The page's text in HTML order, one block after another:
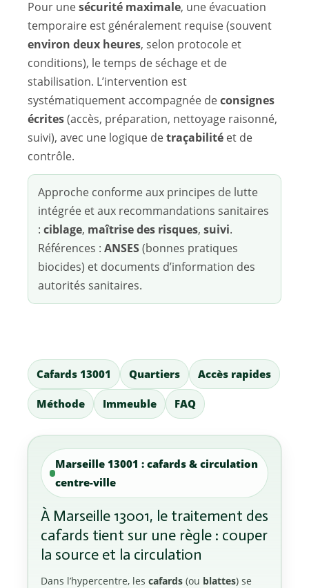
Pour unesécurité maximale, une évacuation
temporaire est généralement requise (souvent
environ deux heures, selon protocole et
conditions), le temps de séchage et de
stabilisation. L’intervention est
systématiquement accompagnée deconsignes
écrites(accès, préparation, nettoyage raisonné,
suivi), avec une logique detraçabilité et de
contrôle.
Approche conforme aux principes de lutte
intégrée et aux recommandations sanitaires
: ciblage, maîtrise des risques, suivi.
Références : ANSES(bonnes pratiques
biocides) et documents d’information des
autorités sanitaires.
Cafards 13001 Quartiers Accès rapides
Méthode Immeuble FAQ
Marseille 13001 : cafards & circulation
centre-ville
À Marseille 13001, le traitement des
cafards tient sur une règle : couper
la source et la circulation
Dans l’hypercentre, les cafards (ou blattes) se